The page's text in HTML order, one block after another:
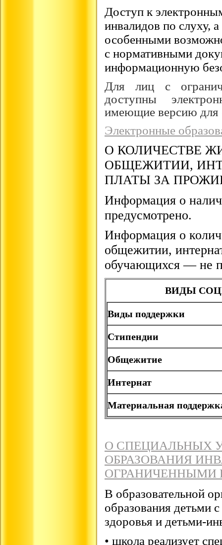
Доступ к
инвалидов по слуху,
особенными
с нормативными
информационную
Для лиц с
доступны
имеющие версию для
Электронные
О КОЛИЧЕСТВЕ
ОБЩЕЖИТИИ,
ПЛАТЫ ЗА
Информация о
предусмотрено.
Информация о
общежитии,
обучающихся — не
ВИДЫ
Виды поддержки
Стипендии
Общежитие
Интернат
Материальная
О СПЕЦИАЛЬНЫХ
ОБРАЗОВАНИЯ
ОГРАНИЧЕННЫМИ
В образовательной
образования детьми
здоровья и детьми-
• школа реализует